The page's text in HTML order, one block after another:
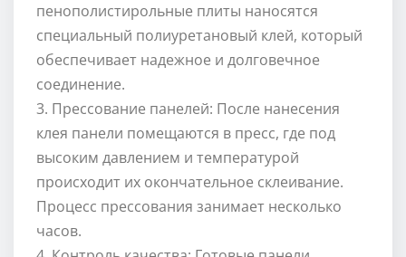
пенополистирольные плиты наносятся
специальный полиуретановый клей, который
обеспечивает надежное и долговечное
соединение.
3. Прессование панелей: После нанесения
клея панели помещаются в пресс, где под
высоким давлением и температурой
происходит их окончательное склеивание.
Процесс прессования занимает несколько
часов.